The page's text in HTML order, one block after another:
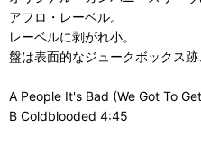
アフロ・レーベル。
レーベルに剥がれ小。
盤は表面的なジュークボックス
A People It's Bad (We Got To
B Coldblooded 4:45